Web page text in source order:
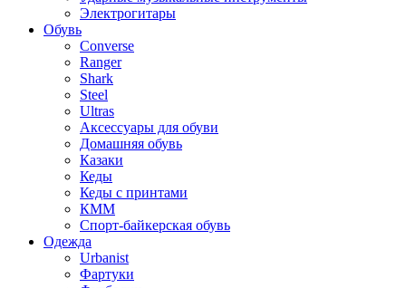
Электрогитары
Обувь
Converse
Ranger
Shark
Steel
Ultras
Аксессуары для обуви
Домашняя обувь
Казаки
Кеды
Кеды с принтами
КММ
Спорт-байкерская обувь
Одежда
Urbanist
Фартуки